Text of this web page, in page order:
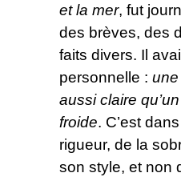
et la mer, fut
des brèves, des
faits divers. Il
personnelle :
aussi claire
froide. C’est
rigueur, de la
son style, et non